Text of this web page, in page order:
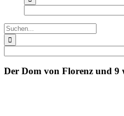
Suche
nach:
Der Dom von Florenz und 9